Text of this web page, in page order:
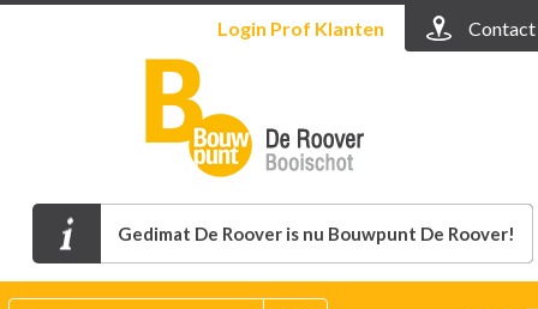
Login Prof Klanten Contact
Gedimat De Roover is nu Bouwpunt De Roover!